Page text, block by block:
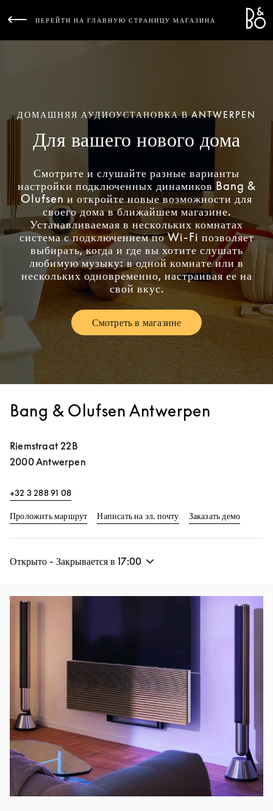
ПЕРЕЙТИ НА ГЛАВНУЮ СТРАНИЦУ МАГАЗИНА
ДОМАШНЯЯ АУДИОУСТАНОВКА В ANTWERPEN
Для вашего нового дома
Смотрите и слушайте разные варианты
настройки подключенных динамиков Bang &
Olufsen и откройте новые возможности для
своего дома в ближайшем магазине.
Устанавливаемая в нескольких комнатах
система с подключением по Wi-Fi позволяет
выбирать, когда и где вы хотите слушать
любимую музыку: в одной комнате или в
нескольких одновременно, настраивая ее на
свой вкус.
Смотреть в магазинеLink Opens in New Tab
Bang & Olufsen Antwerpen
Riemstraat 22B
2000Antwerpen
+32 3 288 91 08
Проложить маршрутLink Opens in New Tab
Написать на эл. почту Заказать демо
Открыто - Закрывается в 17:00
Изображение события